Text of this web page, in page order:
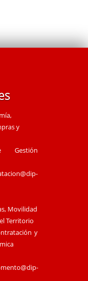
y
Gestión
Movilidad
Territorio
y